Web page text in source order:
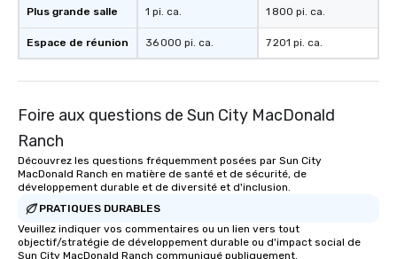
Plus grande salle
Espace de réunion
1 pi. ca.
36 000 pi. ca.
1 800 pi. ca.
7 201 pi. ca.
Foire aux questions de Sun City MacDonald
Ranch
Découvrez les questions fréquemment posées par Sun City
MacDonald Ranch en matière de santé et de sécurité, de
développement durable et de diversité et d'inclusion.
PRATIQUES DURABLES
Veuillez indiquer vos commentaires ou un lien vers tout
objectif/stratégie de développement durable ou d'impact social de
Sun City MacDonald Ranch communiqué publiquement.